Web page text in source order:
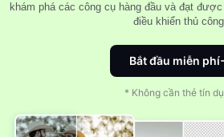
khám phá các công cụ hàng đầu và đạt
điều khiển thủ
Bắt đầu miễn phí
* Không cần thẻ tín